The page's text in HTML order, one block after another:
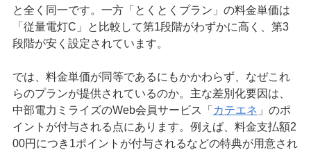
と全く同一です。一方「とくとくプラン」の料金単価は
「従量電灯C」と比較して第1段階がわずかに高く、第3
段階が安く設定されています。
では、料金単価が同等であるにもかかわらず、なぜこれ
らのプランが提供されているのか。主な差別化要因は、
中部電力ミライズのWeb会員サービス「 カテエネ 」のポ
イントが付与される点にあります。例えば、料金支払額2
00円につき1ポイントが付与されるなどの特典が用意され